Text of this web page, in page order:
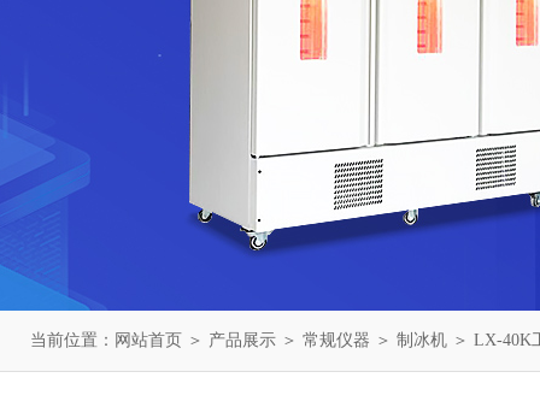
当前位置： 网站首页 ＞ 产品展示 ＞ 常规仪器 ＞ 制冰机 ＞ LX-40K